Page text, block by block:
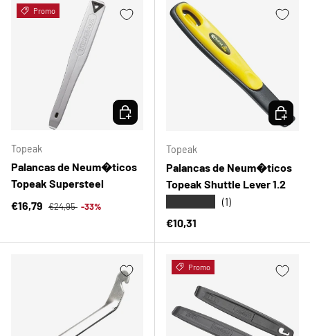
Promo
Topeak
Palancas de Neum�ticos
Topeak Supersteel
Precio de venta
€16,79 Precio normal
€24,95 -33%
ELEGIR OPCIONES
Topeak
Palancas de Neum�ticos
Topeak Shuttle Lever 1.2
(1)
Precio normal
€10,31
ELEGIR
Promo